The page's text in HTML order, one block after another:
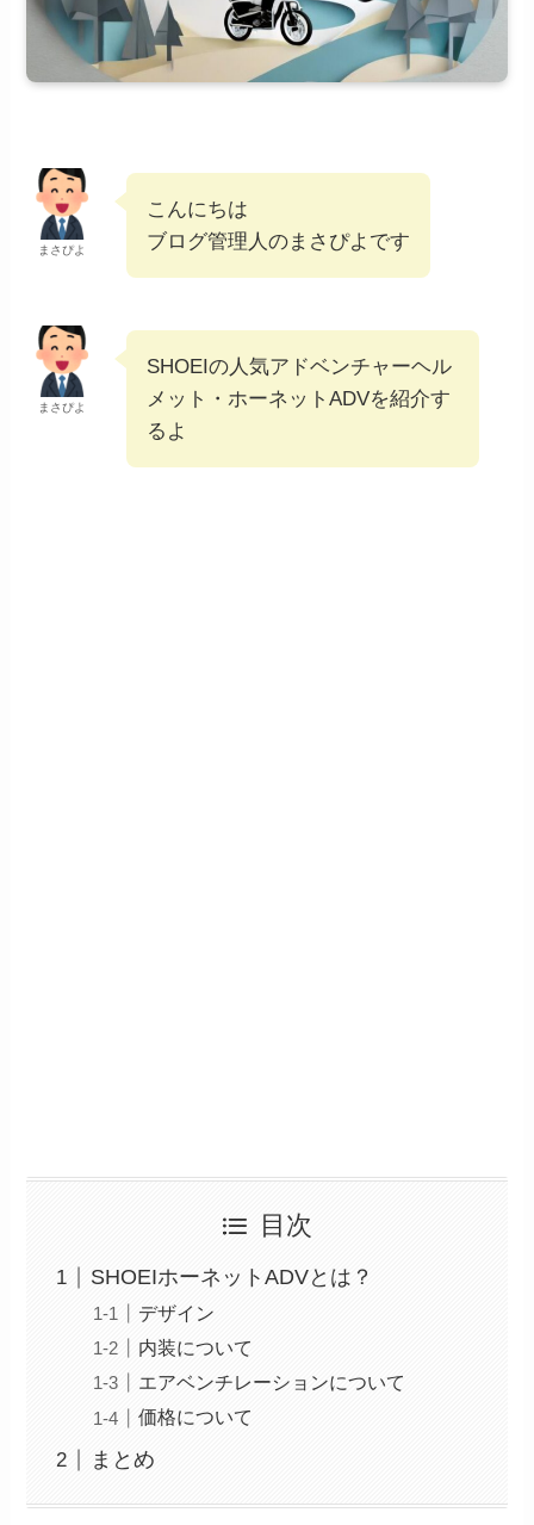
まさぴよ
こんにちは
ブログ管理人のまさぴよです
まさぴよ
SHOEIの人気アドベンチャーヘル
メット・ホーネットADVを紹介す
るよ
目次
SHOEIホーネットADVとは？
デザイン
内装について
エアベンチレーションについて
価格について
まとめ